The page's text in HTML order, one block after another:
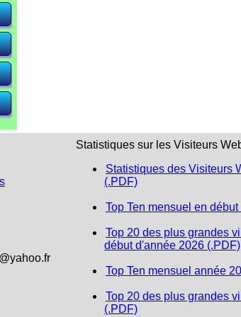
Statistiques sur les Visiteurs
Statistiques des Visiteurs
(.PDF)
Top Ten mensuel en
Top 20 des plus grandes
début d'année 2026 (.PDF)
Top Ten mensuel année
Top 20 des plus grandes
(.PDF)